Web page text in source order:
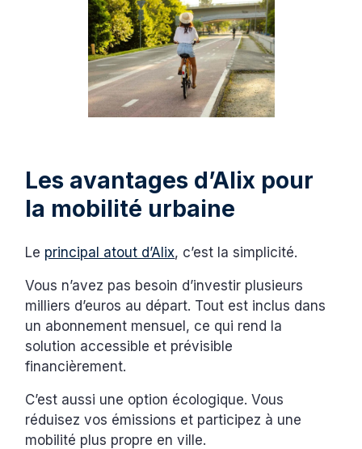
Les avantages d’Alix pour
la mobilité urbaine
Le principal atout d’Alix, c’est la simplicité.
Vous n’avez pas besoin d’investir plusieurs
milliers d’euros au départ. Tout est inclus dans
un abonnement mensuel, ce qui rend la
solution accessible et prévisible
financièrement.
C’est aussi une option écologique. Vous
réduisez vos émissions et participez à une
mobilité plus propre en ville.